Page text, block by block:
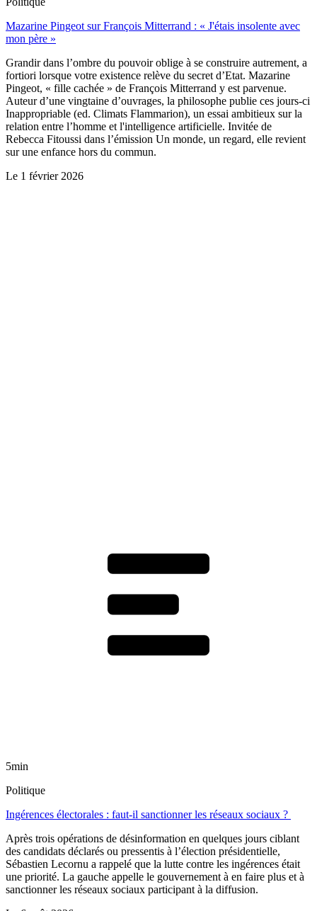
Mazarine Pingeot sur François Mitterrand : « J'étais insolente avec
mon père »
Grandir dans l’ombre du pouvoir oblige à se construire autrement, a
fortiori lorsque votre existence relève du secret d’Etat. Mazarine
Pingeot, « fille cachée » de François Mitterrand y est parvenue.
Auteur d’une vingtaine d’ouvrages, la philosophe publie ces jours-ci
Inappropriable (ed. Climats Flammarion), un essai ambitieux sur la
relation entre l’homme et l'intelligence artificielle. Invitée de
Rebecca Fitoussi dans l’émission Un monde, un regard, elle revient
sur une enfance hors du commun.
Le 1 février 2026
5min
Politique
Ingérences électorales : faut-il sanctionner les réseaux sociaux ?
Après trois opérations de désinformation en quelques jours ciblant
des candidats déclarés ou pressentis à l’élection présidentielle,
Sébastien Lecornu a rappelé que la lutte contre les ingérences était
une priorité. La gauche appelle le gouvernement à en faire plus et à
sanctionner les réseaux sociaux participant à la diffusion.